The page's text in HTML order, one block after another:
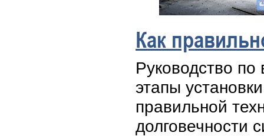
Как
Руководство
этапы
правильной
долговечности